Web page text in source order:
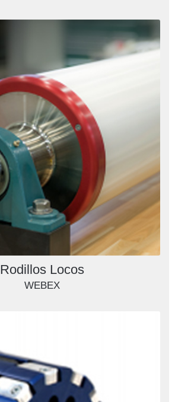
Rodillos Locos
WEBEX